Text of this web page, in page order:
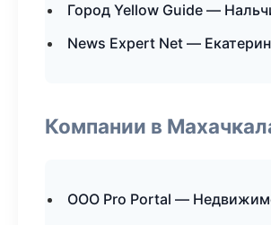
Город Yellow Guide —
News Expert Net —
Компании в
ООО Pro Portal —